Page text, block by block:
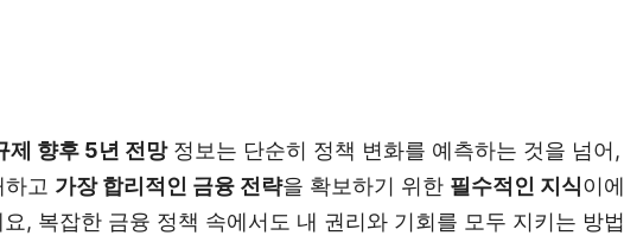
제 향후 5년 전망정보는 단순히 정책 변화를 예측하는 것을 넘어,
고 가장 합리적인 금융 전략을 확보하기 위한 필수적인 지식이에
, 복잡한 금융 정책 속에서도 내 권리와 기회를 모두 지키는 방법